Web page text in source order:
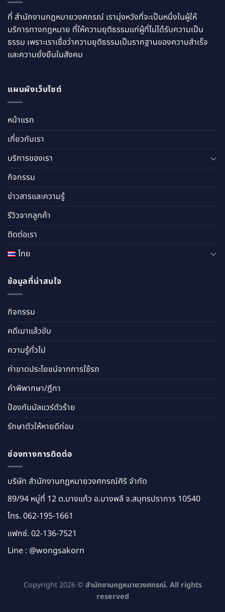
ที่ สำนักงานกฎหมายวงศกรณ์ เรามุ่งหวังที่จะเป็นหนึ่งในผู้ให้
บริการทางกฎหมาย ที่ให้ความยุติธรรมแก่ผู้ที่ไม่ได้รับความเป็น
ธรรม เพราะเราเชื่อว่าความยุติธรรมเป็นรากฐานของความสำเร็จ
และความยั่งยืนในสังคม
แผนผังเว็บไซต์
หน้าแรก
เกี่ยวกับเรา
บริการของเรา
กิจกรรม
ข่าวสารและความรู้
รีวิวจากลูกค้า
ติดต่อเรา
ไทย
ข้อมูลที่น่าสนใจ
กิจกรรม
คดีเมาแล้วขับ
ความรู้ทั่วไป
ค่าขาดประโยชน์จากการใช้รถ
คำพิพากษา/ฎีกา
ป้องกันมัลแวร์ตัวร้าย
รักษาตัวให้หายดีก่อน
ช่องทางการติดต่อ
บริษัท สำนักงานกฎหมายวงศกรณ์ศิริ จำกัด
89/94 หมู่ที่ 12 ต.บางแก้ว อ.บางพลี จ.สมุทรปราการ 10540
โทร. 062-195-1661
แฟกซ์. 02-136-7521
Line : @wongsakorn
Copyright 2026 ©สำนักงานกฎหมายวงศกรณ์. All rights
reserved